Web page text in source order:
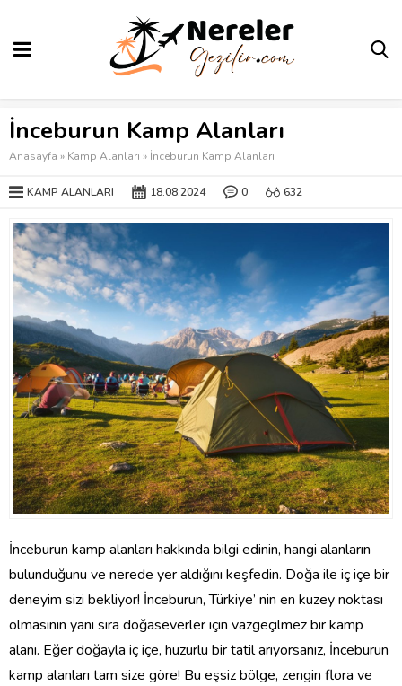
İnceburun Kamp Alanları
Anasayfa » Kamp Alanları » İnceburun Kamp Alanları
KAMP ALANLARI 18.08.2024 0 632
İnceburun kamp alanları hakkında bilgi edinin, hangi alanların
bulunduğunu ve nerede yer aldığını keşfedin. Doğa ile iç içe bir
deneyim sizi bekliyor! İnceburun, Türkiye’ nin en kuzey noktası
olmasının yanı sıra doğaseverler için vazgeçilmez bir kamp
alanı. Eğer doğayla iç içe, huzurlu bir tatil arıyorsanız, İnceburun
kamp alanları tam size göre! Bu eşsiz bölge, zengin flora ve